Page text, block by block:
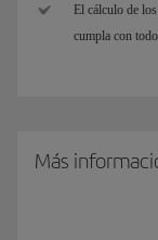
El cálculo de
cumpla con
Más